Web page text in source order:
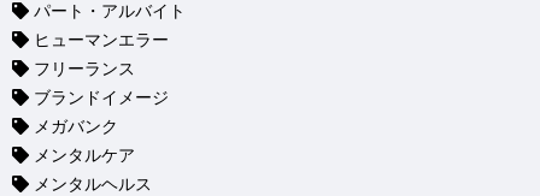
パート・アルバイト
ヒューマンエラー
フリーランス
ブランドイメージ
メガバンク
メンタルケア
メンタルヘルス